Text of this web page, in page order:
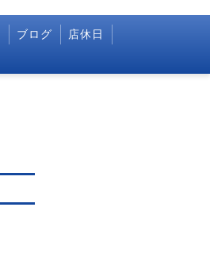
ブログ
店休日